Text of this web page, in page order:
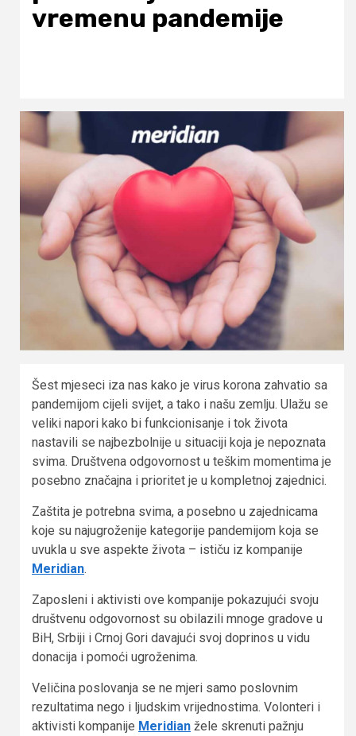
vremenu pandemije
Šest mjeseci iza nas kako je virus korona zahvatio sa
pandemijom cijeli svijet, a tako i našu zemlju. Ulažu se
veliki napori kako bi funkcionisanje i tok života
nastavili se najbezbolnije u situaciji koja je nepoznata
svima. Društvena odgovornost u teškim momentima je
posebno značajna i prioritet je u kompletnoj zajednici.
Zaštita je potrebna svima, a posebno u zajednicama
koje su najugroženije kategorije pandemijom koja se
uvukla u sve aspekte života – ističu iz kompanije
Meridian.
Zaposleni i aktivisti ove kompanije pokazujući svoju
društvenu odgovornost su obilazili mnoge gradove u
BiH, Srbiji i Crnoj Gori davajući svoj doprinos u vidu
donacija i pomoći ugroženima.
Veličina poslovanja se ne mjeri samo poslovnim
rezultatima nego i ljudskim vrijednostima. Volonteri i
aktivisti kompanije Meridian žele skrenuti pažnju